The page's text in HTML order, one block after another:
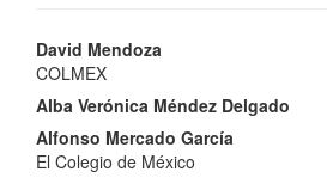
Contenido
principal
del
artículo
David Mendoza
COLMEX
Alba Verónica Méndez Delgado
Alfonso Mercado García
El Colegio de México